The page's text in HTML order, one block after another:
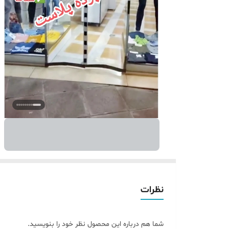
نظرات
شما هم درباره این محصول نظر خود را بنویسید.